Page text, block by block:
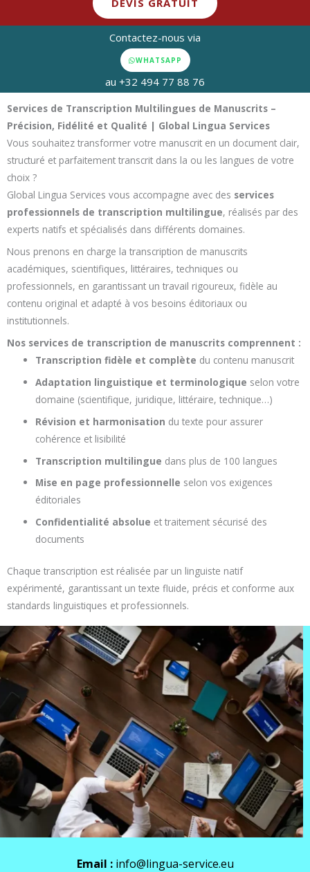
DEVIS GRATUIT
Contactez-nous via
WHATSAPP
au +32 494 77 88 76
Services de Transcription Multilingues de Manuscrits –
Précision, Fidélité et Qualité | Global Lingua Services
Vous souhaitez transformer votre manuscrit en un document clair,
structuré et parfaitement transcrit dans la ou les langues de votre
choix ?
Global Lingua Services vous accompagne avec des services
professionnels de transcription multilingue, réalisés par des
experts natifs et spécialisés dans différents domaines.
Nous prenons en charge la transcription de manuscrits
académiques, scientifiques, littéraires, techniques ou
professionnels, en garantissant un travail rigoureux, fidèle au
contenu original et adapté à vos besoins éditoriaux ou
institutionnels.
Nos services de transcription de manuscrits comprennent :
Transcription fidèle et complète du contenu manuscrit
Adaptation linguistique et terminologique selon votre
domaine (scientifique, juridique, littéraire, technique…)
Révision et harmonisation du texte pour assurer
cohérence et lisibilité
Transcription multilingue dans plus de 100 langues
Mise en page professionnelle selon vos exigences
éditoriales
Confidentialité absolue et traitement sécurisé des
documents
Chaque transcription est réalisée par un linguiste natif
expérimenté, garantissant un texte fluide, précis et conforme aux
standards linguistiques et professionnels.
Email : info@lingua-service.eu